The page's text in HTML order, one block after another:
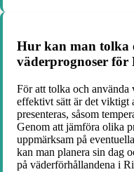
Hur kan man tolka
väderprognoser för
För att tolka och använda
effektivt sätt är det viktigt
presenteras, såsom
Genom att jämföra olika
uppmärksam på
kan man planera sin dag
på väderförhållandena i